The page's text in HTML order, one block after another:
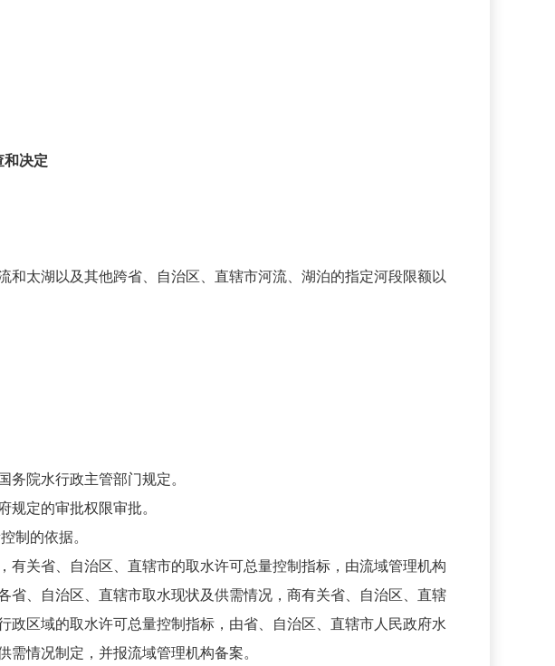
决定
太湖以及其他跨省、自治区、直辖市河流、湖泊的指定河段限额以
院水行政主管部门规定。
定的审批权限审批。
制的依据。
关省、自治区、直辖市的取水许可总量控制指标，由流域管理机构
、自治区、直辖市取水现状及供需情况，商有关省、自治区、直辖
区域的取水许可总量控制指标，由省、自治区、直辖市人民政府水
情况制定，并报流域管理机构备案。